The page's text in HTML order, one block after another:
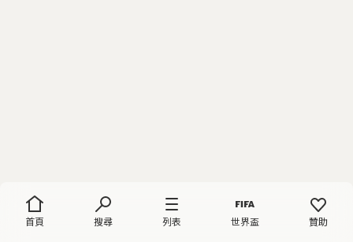
首頁 搜尋 列表 世界盃 贊助